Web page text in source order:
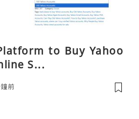
to Buy Yahoo
S...
前